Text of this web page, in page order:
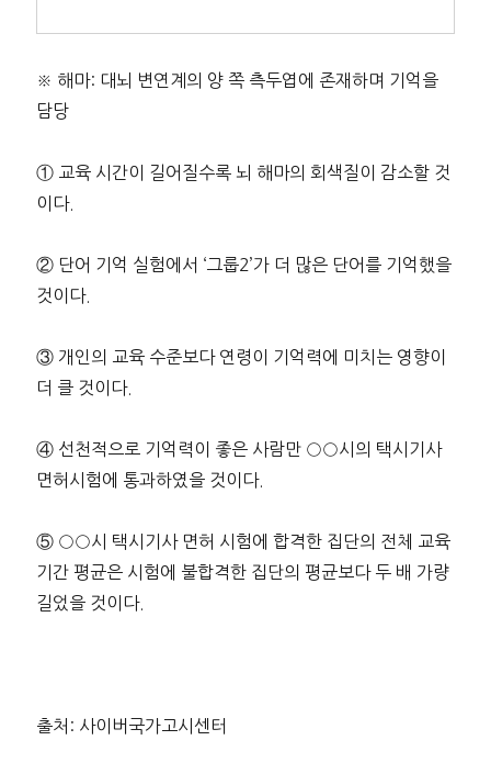
※ 해마: 대뇌 변연계의 양 쪽 측두엽에 존재하며 기억을
담당
① 교육 시간이 길어질수록 뇌 해마의 회색질이 감소할 것
이다.
② 단어 기억 실험에서 ‘그룹2’가 더 많은 단어를 기억했을
것이다.
③ 개인의 교육 수준보다 연령이 기억력에 미치는 영향이
더 클 것이다.
④ 선천적으로 기억력이 좋은 사람만 ○○시의 택시기사
면허시험에 통과하였을 것이다.
⑤ ○○시 택시기사 면허 시험에 합격한 집단의 전체 교육
기간 평균은 시험에 불합격한 집단의 평균보다 두 배 가량
길었을 것이다.
출처: 사이버국가고시센터